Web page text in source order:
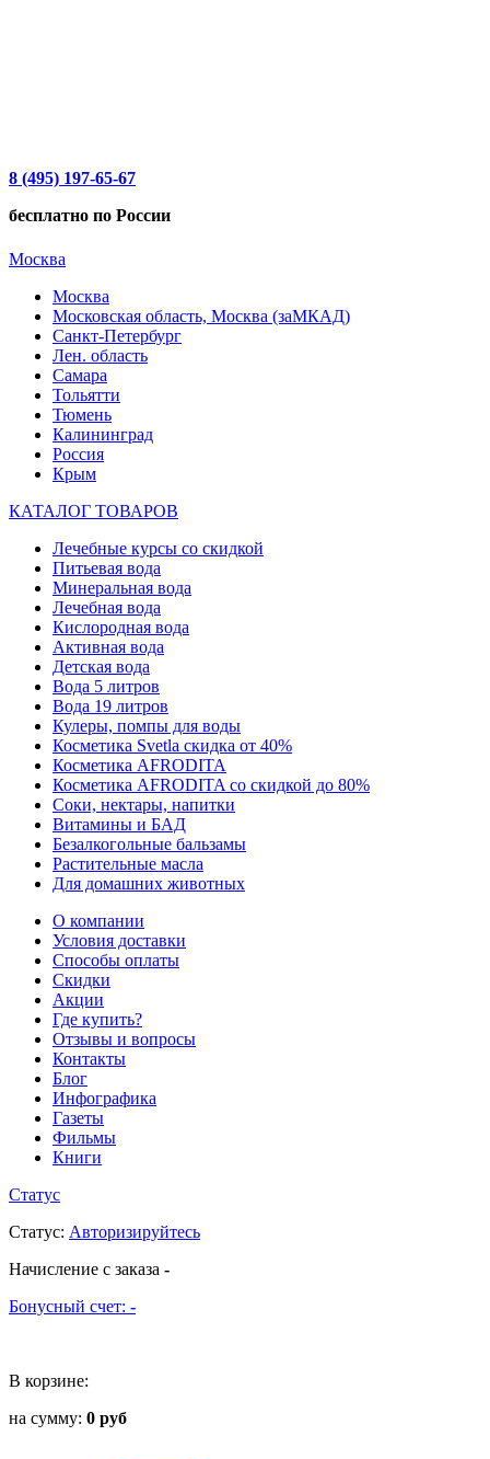
8 (495) 197-65-67
бесплатно по России
Москва
Москва
Московская область, Москва (заМКАД)
Санкт-Петербург
Лен. область
Самара
Тольятти
Тюмень
Калининград
Россия
Крым
КАТАЛОГ ТОВАРОВ
Лечебные курсы со скидкой
Питьевая вода
Минеральная вода
Лечебная вода
Кислородная вода
Активная вода
Детская вода
Вода 5 литров
Вода 19 литров
Кулеры, помпы для воды
Косметика Svetla скидка от 40%
Косметика AFRODITA
Косметика AFRODITA со скидкой до 80%
Соки, нектары, напитки
Витамины и БАД
Безалкогольные бальзамы
Растительные масла
Для домашних животных
О компании
Условия доставки
Способы оплаты
Скидки
Акции
Где купить?
Отзывы и вопросы
Контакты
Блог
Инфографика
Газеты
Фильмы
Книги
Статус
Статус: Авторизируйтесь
Начисление с заказа -
Бонусный счет: -
В корзине:
на сумму: 0 руб